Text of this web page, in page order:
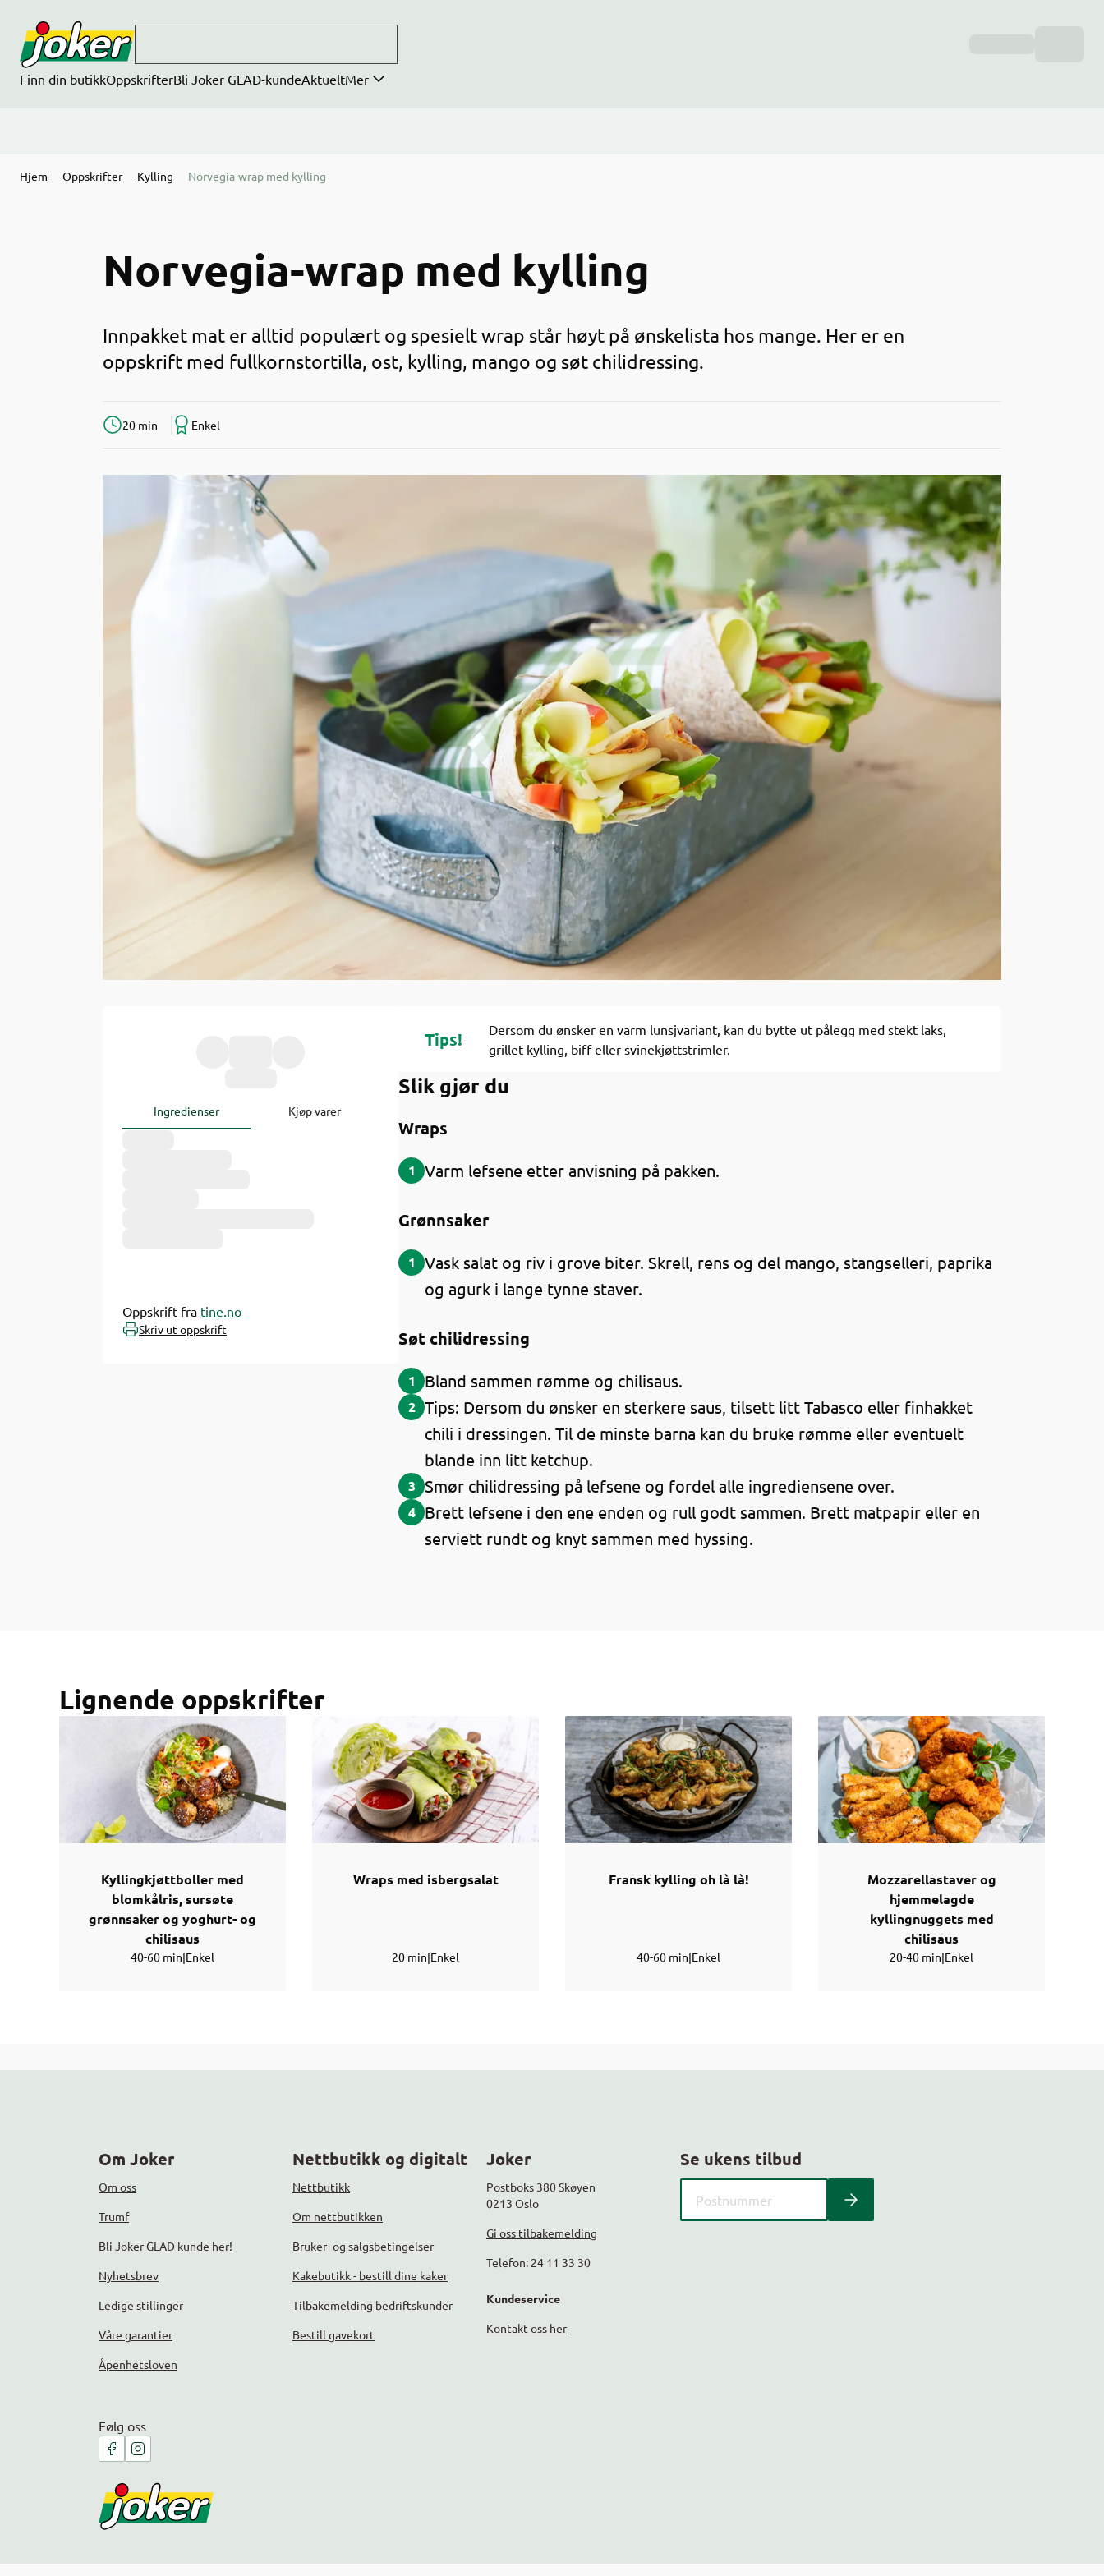
Finn din butikkOppskrifterBli Joker GLAD-kundeAktueltMer
Hjem Oppskrifter Kylling Norvegia-wrap med kylling
Norvegia-wrap med kylling
Innpakket mat er alltid populært og spesielt wrap står høyt på ønskelista hos mange. Her er en
oppskrift med fullkornstortilla, ost, kylling, mango og søt chilidressing.
20 min Enkel
Ingredienser Kjøp varer
Oppskrift fra tine.no
Skriv ut oppskrift
Tips!
Dersom du ønsker en varm lunsjvariant, kan du bytte ut pålegg med stekt laks,
grillet kylling, biff eller svinekjøttstrimler.
Slik gjør du
Wraps
1 Varm lefsene etter anvisning på pakken.
Grønnsaker
1
Vask salat og riv i grove biter. Skrell, rens og del mango, stangselleri, paprika
og agurk i lange tynne staver.
Søt chilidressing
1 Bland sammen rømme og chilisaus.
2 Tips: Dersom du ønsker en sterkere saus, tilsett litt Tabasco eller finhakket
chili i dressingen. Til de minste barna kan du bruke rømme eller eventuelt
blande inn litt ketchup.
3 Smør chilidressing på lefsene og fordel alle ingrediensene over.
4 Brett lefsene i den ene enden og rull godt sammen. Brett matpapir eller en
serviett rundt og knyt sammen med hyssing.
Lignende oppskrifter
Kyllingkjøttboller med
blomkålris, sursøte
grønnsaker og yoghurt- og
chilisaus
40-60 min|Enkel
Wraps med isbergsalat
20 min|Enkel
Fransk kylling oh là là!
40-60 min|Enkel
Mozzarellastaver og
hjemmelagde
kyllingnuggets med
chilisaus
20-40 min|Enkel
Om Joker
Om oss
Trumf
Bli Joker GLAD kunde her!
Nyhetsbrev
Ledige stillinger
Våre garantier
Åpenhetsloven
Nettbutikk og digitalt
Nettbutikk
Om nettbutikken
Bruker- og salgsbetingelser
Kakebutikk - bestill dine kaker
Tilbakemelding bedriftskunder
Bestill gavekort
Joker
Postboks 380 Skøyen
0213 Oslo
Gi oss tilbakemelding
Telefon: 24 11 33 30
Kundeservice
Kontakt oss her
Se ukens tilbud
Følg oss